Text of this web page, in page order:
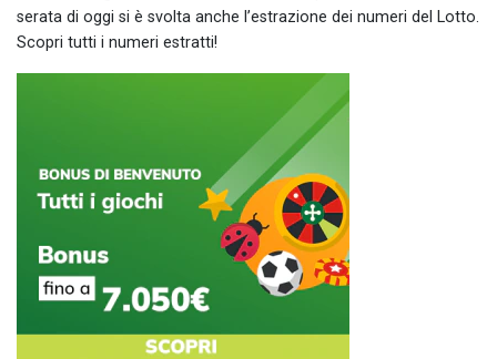
serata di oggi si è svolta anche l’estrazione dei numeri del Lotto.
Scopri tutti i numeri estratti!